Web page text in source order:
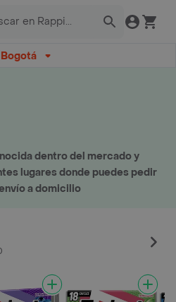
Bogotá
dentro del mercado y
lugares donde puedes pedir
a domicilio